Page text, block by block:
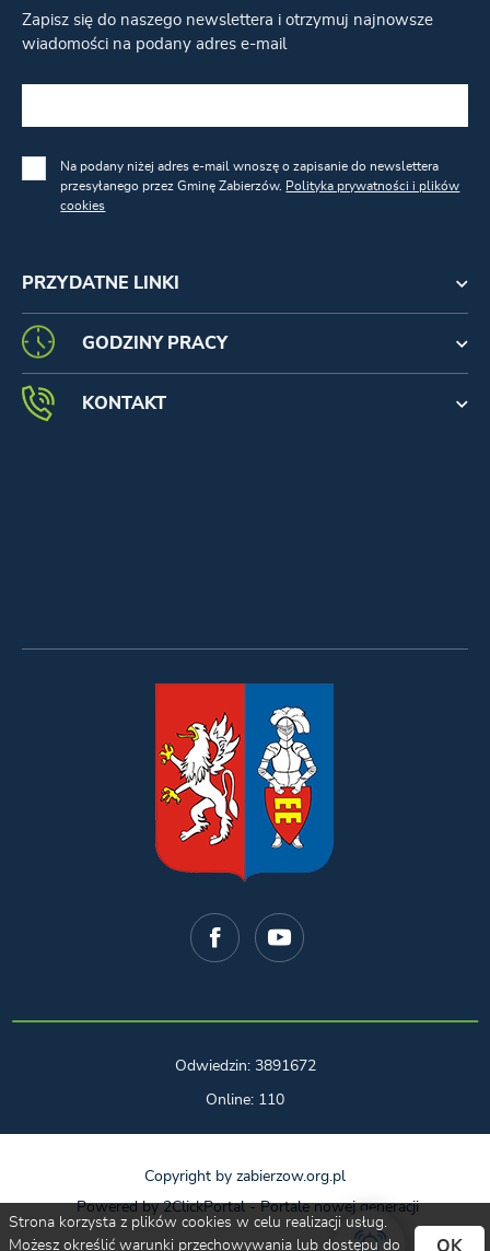
PRZYDATNE LINKI
Zapisz się do naszego newslettera i otrzymuj najnowsze
wiadomości na podany adres e-mail
Na podany niżej adres e-mail wnoszę o zapisanie do newslettera
przesyłanego przez Gminę Zabierzów. Polityka prywatności i plików
cookies
GODZINY PRACY
KONTAKT
Odwiedzin: 3891672
Online: 110
Copyright by zabierzow.org.pl
Powered by2ClickPortal- Portale nowej generacji
Strona korzysta z plików cookies w celu realizacji usług.
Możesz określić warunki przechowywania lub dostępu do
OK